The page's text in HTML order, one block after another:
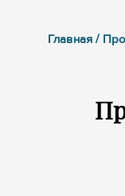
Главная /